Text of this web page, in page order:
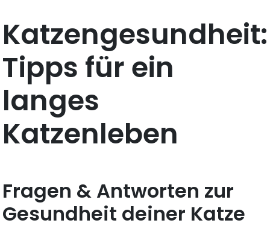
Katzengesundheit:
Tipps für ein
langes
Katzenleben
Fragen & Antworten zur
Gesundheit deiner Katze